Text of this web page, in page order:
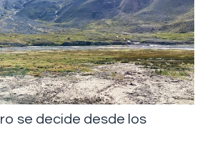
se decide desde los